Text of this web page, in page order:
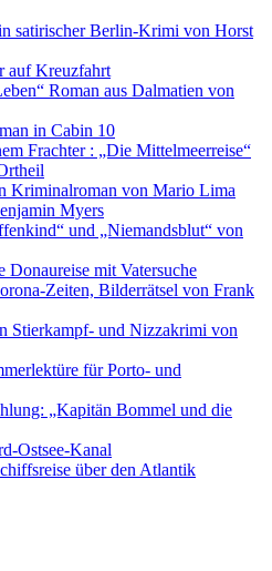
satirischer Berlin-Krimi von Horst
auf Kreuzfahrt
Roman aus Dalmatien von
in Cabin 10
Frachter : „Die Mittelmeerreise“
Kriminalroman von Mario Lima
Myers
und „Niemandsblut“ von
Donaureise mit Vatersuche
Zeiten, Bilderrätsel von Frank
Stierkampf- und Nizzakrimi von
für Porto- und
„Kapitän Bommel und die
Ostsee-Kanal
über den Atlantik